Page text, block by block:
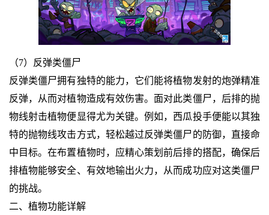
（7）反弹类僵尸
反弹类僵尸拥有独特的能力，它们能将植物发射的炮弹精准
反弹，从而对植物造成有效伤害。面对此类僵尸，后排的抛
物线射击植物便显得尤为关键。例如，西瓜投手便能以其独
特的抛物线攻击方式，轻松越过反弹类僵尸的防御，直接命
中目标。在布置植物时，应精心策划前后排的搭配，确保后
排植物能够安全、有效地输出火力，从而成功应对这类僵尸
的挑战。
二、植物功能详解